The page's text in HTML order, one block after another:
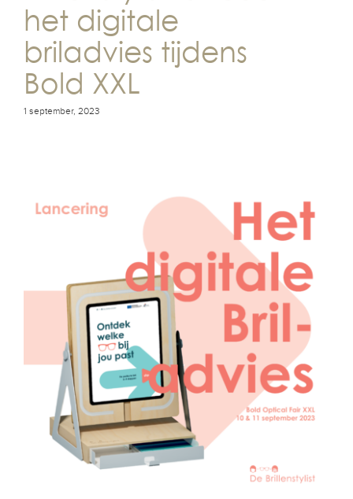
het digitale
briladvies tijdens
Bold XXL
1 september, 2023